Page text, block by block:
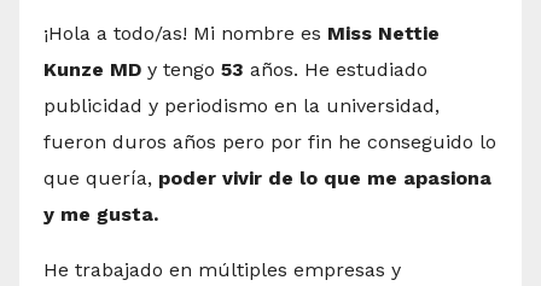
¡Hola a todo/as! Mi nombre es Miss Nettie
Kunze MD y tengo 53 años. He estudiado
publicidad y periodismo en la universidad,
fueron duros años pero por fin he conseguido lo
que quería, poder vivir de lo que me apasiona
y me gusta.
He trabajado en múltiples empresas y